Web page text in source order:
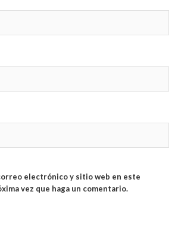
electrónico y sitio web en este
vez que haga un comentario.